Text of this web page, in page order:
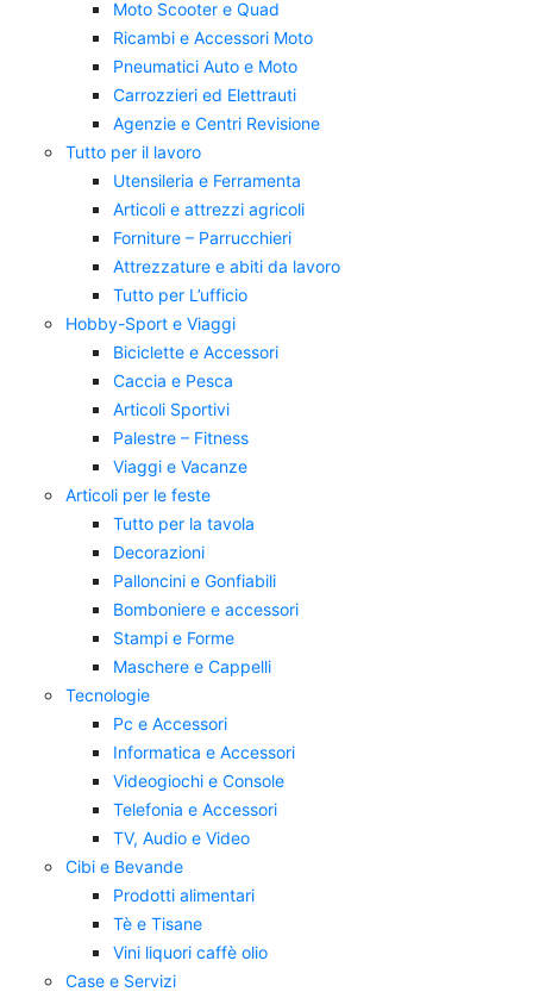
Moto Scooter e Quad
Ricambi e Accessori Moto
Pneumatici Auto e Moto
Carrozzieri ed Elettrauti
Agenzie e Centri Revisione
Tutto per il lavoro
Utensileria e Ferramenta
Articoli e attrezzi agricoli
Forniture – Parrucchieri
Attrezzature e abiti da lavoro
Tutto per L’ufficio
Hobby-Sport e Viaggi
Biciclette e Accessori
Caccia e Pesca
Articoli Sportivi
Palestre – Fitness
Viaggi e Vacanze
Articoli per le feste
Tutto per la tavola
Decorazioni
Palloncini e Gonfiabili
Bomboniere e accessori
Stampi e Forme
Maschere e Cappelli
Tecnologie
Pc e Accessori
Informatica e Accessori
Videogiochi e Console
Telefonia e Accessori
TV, Audio e Video
Cibi e Bevande
Prodotti alimentari
Tè e Tisane
Vini liquori caffè olio
Case e Servizi